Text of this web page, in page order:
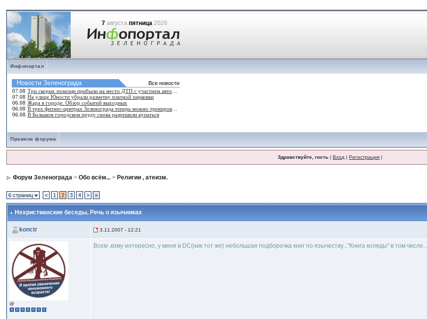
7 августапятница 2026
Инфопортал
Правила форума
Здравствуйте, гость (Вход |Регистрация )
Форум Зеленограда >Обо всём... > Религии , атеизм.
6 страниц < 1 2 3 4 > »
Нехристианские беседы, Речь о язычниках
konctr 3.11.2007 - 12:21
@
Всем ,кому интересно, у меня в DC(ник тот же) небольшая подборочка книг по язычеству..."Книга коляды" в том числе...